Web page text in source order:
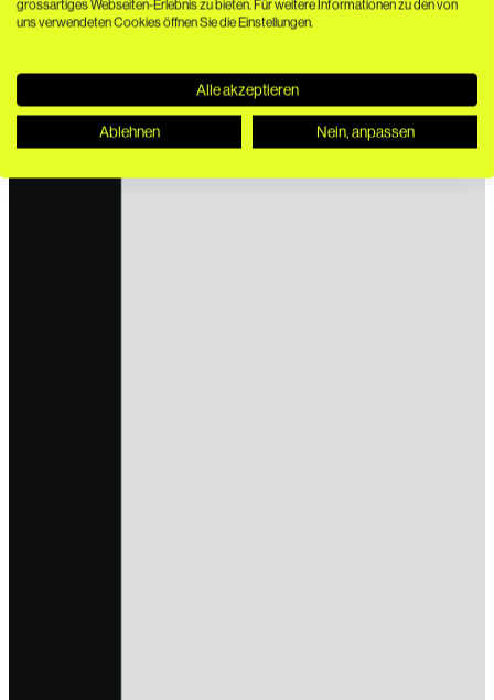
grossartiges Webseiten-Erlebnis zu bieten. Für weitere Informationen zu den von
uns verwendeten Cookies öffnen Sie die Einstellungen.
Alle akzeptieren
Ablehnen Nein, anpassen